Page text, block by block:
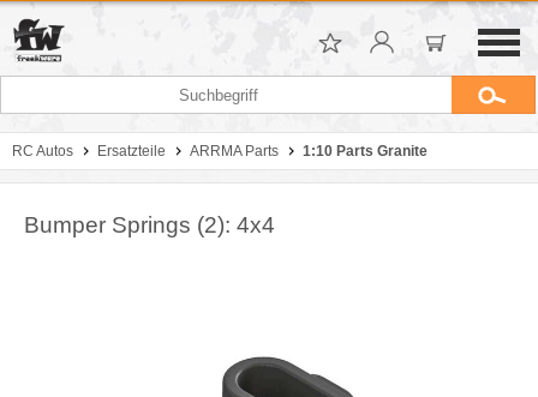
RC Autos Ersatzteile ARRMA Parts 1:10 Parts Granite
Bumper Springs (2): 4x4